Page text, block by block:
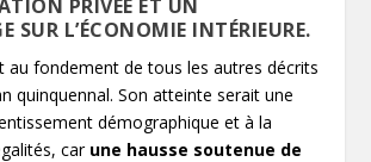
PRIVÉE ET UN
SUR L’ÉCONOMIE INTÉRIEURE.
au fondement de tous les autres décrits
quinquennal. Son atteinte serait une
démographique et à la
car une hausse soutenue de